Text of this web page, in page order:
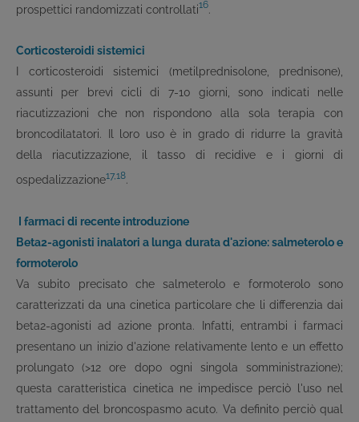
prospettici randomizzati controllati16.
Corticosteroidi sistemici
I corticosteroidi sistemici (metilprednisolone, prednisone),
assunti per brevi cicli di 7-10 giorni, sono indicati nelle
riacutizzazioni che non rispondono alla sola terapia con
broncodilatatori. Il loro uso è in grado di ridurre la gravità
della riacutizzazione, il tasso di recidive e i giorni di
ospedalizzazione17,18.
I farmaci di recente introduzione
Beta2-agonisti inalatori a lunga durata d'azione: salmeterolo e
formoterolo
Va subito precisato che salmeterolo e formoterolo sono
caratterizzati da una cinetica particolare che li differenzia dai
beta2-agonisti ad azione pronta. Infatti, entrambi i farmaci
presentano un inizio d'azione relativamente lento e un effetto
prolungato (>12 ore dopo ogni singola somministrazione);
questa caratteristica cinetica ne impedisce perciò l'uso nel
trattamento del broncospasmo acuto. Va definito perciò qual